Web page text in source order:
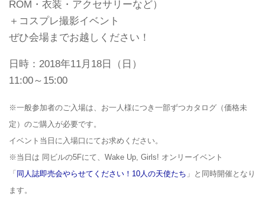
ROM・衣装・アクセサリーなど）
＋コスプレ撮影イベント
ぜひ会場までお越しください！
日時：2018年11月18日（日）
11:00～15:00
※一般参加者のご入場は、お一人様につき一部ずつカタログ（価格未
定）のご購入が必要です。
イベント当日に入場口にてお求めください。
※当日は 同ビルの5Fにて、Wake Up, Girls! オンリーイベント
「 同人誌即売会やらせてください！10人の天使たち 」と同時開催となり
ます。